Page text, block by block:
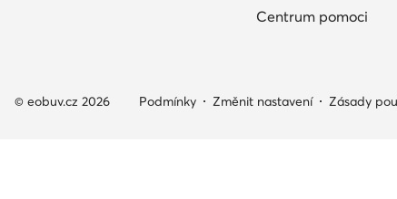
Centrum pomoci
© eobuv.cz 2026 Podmínky Změnit nastavení Zásady